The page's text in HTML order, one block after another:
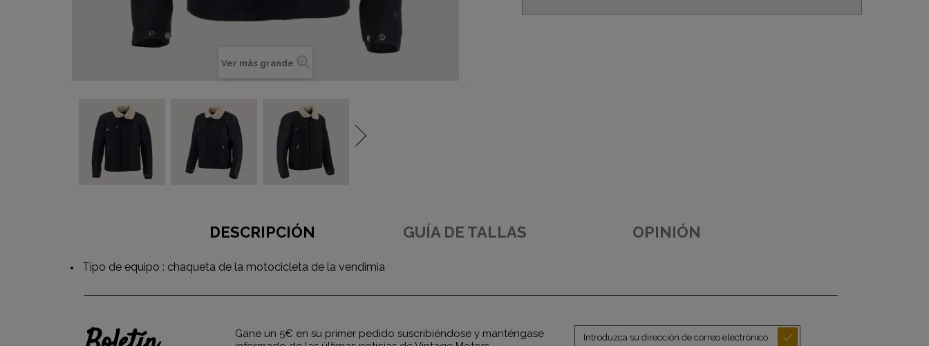
Ver más grande
DESCRIPCIÓN GUÍA DE TALLAS OPINIÓN
Tipo de equipo : chaqueta de la motocicleta de la vendimia
Gane un 5€ en su primer pedido suscribiéndose y manténgase